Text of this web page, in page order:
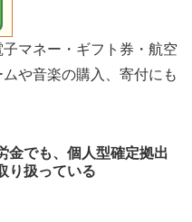
マネー・ギフト券・航空
や音楽の購入、寄付にも
金でも、個人型確定拠出
り扱っている